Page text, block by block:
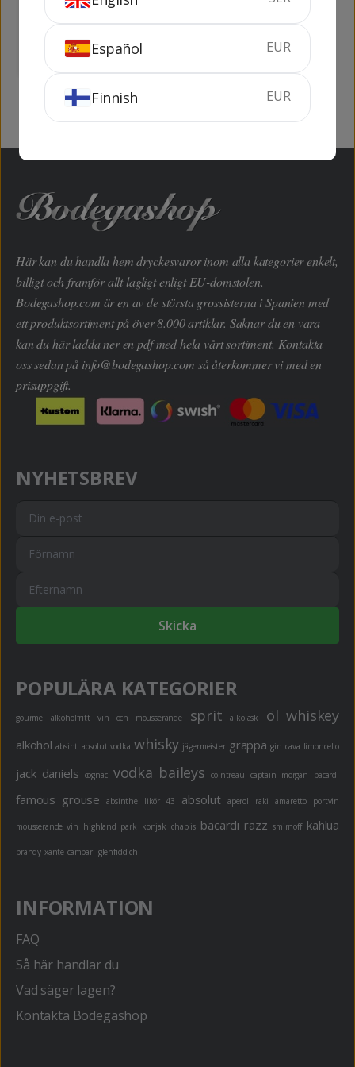
Crianza
75 cl 13.5%
KÖP
75 cl 13.5%
Här kan du handla hem dryckesvaror inom alla kategorier enkelt,
billigt och framför allt lagligt enligt EU-domstolen.
Bodegashop.com är en av de största grossisterna i Spanien med
ett produktsortiment på över 8.000 artiklar. Saknar du en vara
kan du här ladda ner en pdf med hela vårt sortiment. Kontakta
oss sedan på info@bodegashop.com så återkommer vi med en
prisuppgift.
NYHETSBREV
Skicka
POPULÄRA KATEGORIER
gourme alkoholfritt vin och mousserande sprit alkoläsk öl whiskey
alkohol absint absolut vodka whisky jägermeister grappa gin cava limoncello
jack daniels cognac vodka baileys cointreau captain morgan bacardi
famous grouse absinthe likör 43 absolut aperol raki amaretto portvin
mousserande vin highland park konjak chablis bacardi razz smirnoff kahlua
brandy xante campari glenfiddich
INFORMATION
FAQ
Så här handlar du
Vad säger lagen?
Kontakta Bodegashop
Español EUR
Finnish EUR